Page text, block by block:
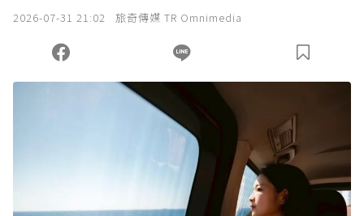
2026-07-31 21:02 旅奇傳媒 TR Omnimedia